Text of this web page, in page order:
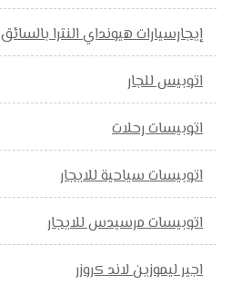
إيجارسيارات هيونداي النترا بالسائق
اتوبيس للجار
اتوبيسات رحلات
اتوبيسات سياحية للايجار
اتوبيسات مرسيدس للايجار
اجير ليموزين لاند كروزر